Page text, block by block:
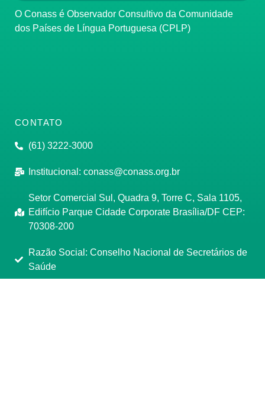
O Conass é Observador Consultivo da Comunidade
dos Países de Língua Portuguesa (CPLP)
CONTATO
(61) 3222-3000
Institucional: conass@conass.org.br
Setor Comercial Sul, Quadra 9, Torre C, Sala 1105,
Edifício Parque Cidade Corporate Brasília/DF CEP:
70308-200
Razão Social: Conselho Nacional de Secretários de
Saúde